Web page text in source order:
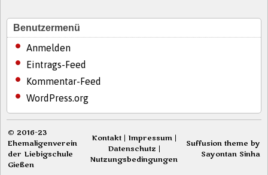
Benutzermenü
Anmelden
Eintrags-Feed
Kommentar-Feed
WordPress.org
© 2016-23
Ehemaligenverein
der Liebigschule
Gießen
Kontakt | Impressum |
Datenschutz |
Nutzungsbedingungen
Suffusion theme by
Sayontan Sinha